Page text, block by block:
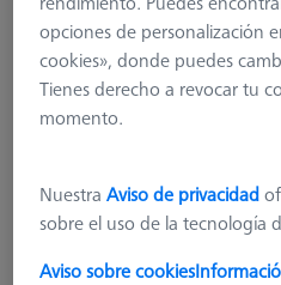
Nivel adicional para
opciones de personalización
cookies», donde puedes
Tienes derecho a revocar tu
momento.
NuestraAviso de privacidad
sobre el uso de la tecnología
Aviso sobre cookies